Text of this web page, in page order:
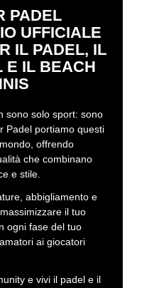
PADEL
UFFICIALE
IL PADEL, IL
E IL BEACH
sono solo sport: sono
Padel portiamo questi
offrendo
che combinano
e stile.
abbigliamento e
il tuo
ogni fase del tuo
ai giocatori
e vivi il padel e il